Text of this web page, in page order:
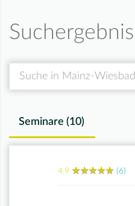
Seminare (10)
4.9 ★★★★★
★★★★★ (6)